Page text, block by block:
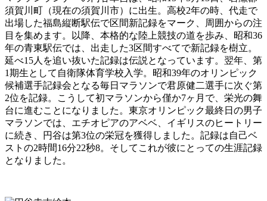
須賀川町（現在の須賀川市）に出生。高校2年の時、代走で
出場した福島縦断駅伝で区間新記録をマーク、周囲からの注
目を集めます。以降、本格的な陸上競技の道を歩み、昭和36
年の青東駅伝では、出走した3区間すべてで新記録を樹立。
延べ15人を追い抜いた記録は伝説となっています。翌年、第
1期生として自衛隊体育学校入学。昭和39年のオリンピック
候補選手記録会となる毎日マラソンで君原健二選手に次ぐ第
2位を記録。こうして初マラソンから僅か7ヶ月で、栄光の舞
台に進むことになりました。東京オリンピック最終日の男子
マラソンでは、エチオピアのアベベ、イギリスのヒートリー
に続き、円谷は第3位の栄冠を獲得しました。記録は自己ベ
ストの2時間16分22秒8。そしてこれが彼にとっての生涯記録
となりました。